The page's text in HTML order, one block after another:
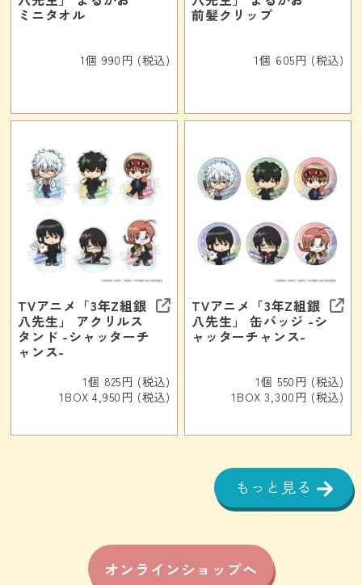
ミニタオル
1個 990円 (税込)
前髪クリップ
1個 605円 (税込)
TVアニメ「3年Z組銀
八先生」 アクリルス
タンド -シャッターチ
ャンス-
1個 825円 (税込)
1BOX 4,950円 (税込)
TVアニメ「3年Z組銀
八先生」 缶バッジ -シ
ャッターチャンス-
1個 550円 (税込)
1BOX 3,300円 (税込)
もっと見る
オンラインショップへ